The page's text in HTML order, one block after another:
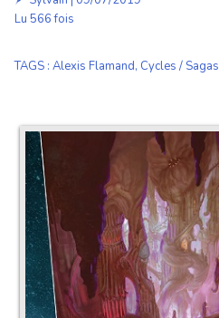
Lu 566 fois
TAGS : Alexis Flamand, Cycles / Sagas